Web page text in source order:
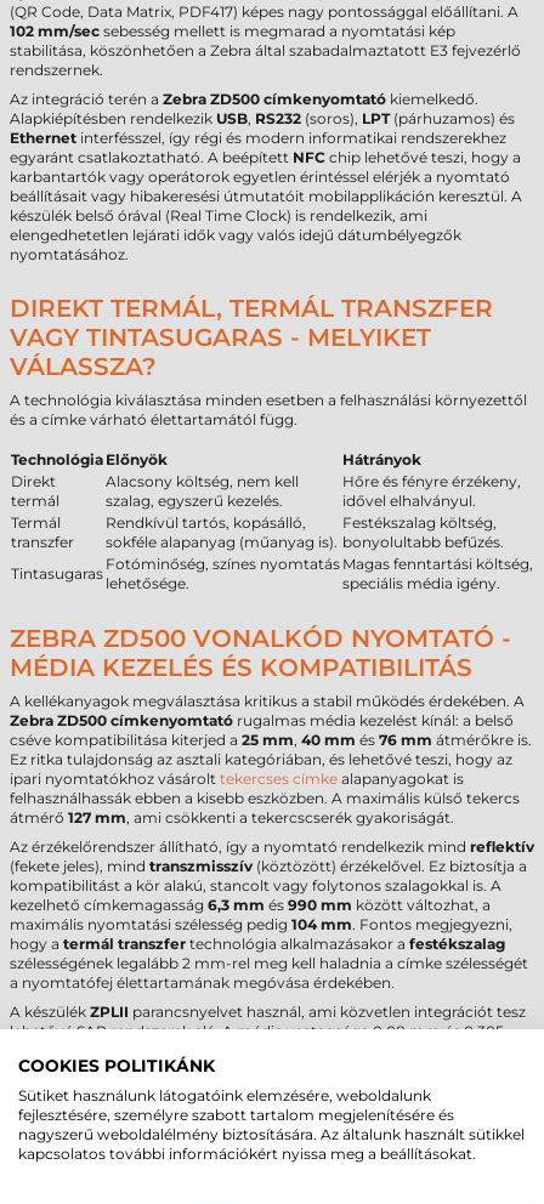
(QR Code, Data Matrix, PDF417) képes nagy pontossággal előállítani. A
102 mm/sec sebesség mellett is megmarad a nyomtatási kép
stabilitása, köszönhetően a Zebra által szabadalmaztatott E3 fejvezérlő
rendszernek.
Az integráció terén a Zebra ZD500 címkenyomtató kiemelkedő.
Alapkiépítésben rendelkezik USB, RS232 (soros), LPT(párhuzamos) és
Ethernet interfésszel, így régi és modern informatikai rendszerekhez
egyaránt csatlakoztatható. A beépített NFC chip lehetővé teszi, hogy a
karbantartók vagy operátorok egyetlen érintéssel elérjék a nyomtató
beállításait vagy hibakeresési útmutatóit mobilapplikáción keresztül. A
készülék belső órával (Real Time Clock) is rendelkezik, ami
elengedhetetlen lejárati idők vagy valós idejű dátumbélyegzők
nyomtatásához.
DIREKT TERMÁL, TERMÁL TRANSZFER
VAGY TINTASUGARAS - MELYIKET
VÁLASSZA?
A technológia kiválasztása minden esetben a felhasználási környezettől
és a címke várható élettartamától függ.
Technológia Előnyök
Hátrányok
Direkt
termál
Alacsony költség, nem kell
szalag, egyszerű kezelés.
Hőre és fényre érzékeny,
idővel elhalványul.
Termál
transzfer
Rendkívül tartós, kopásálló,
sokféle alapanyag (műanyag is).
Festékszalag költség,
bonyolultabb befűzés.
Tintasugaras
Fotóminőség, színes nyomtatás
lehetősége.
Magas fenntartási költség,
speciális média igény.
ZEBRA ZD500 VONALKÓD NYOMTATÓ -
MÉDIA KEZELÉS ÉS KOMPATIBILITÁS
A kellékanyagok megválasztása kritikus a stabil működés érdekében. A
Zebra ZD500 címkenyomtató rugalmas média kezelést kínál: a belső
cséve kompatibilitása kiterjed a 25 mm, 40 mm és 76 mm átmérőkre is.
Ez ritka tulajdonság az asztali kategóriában, és lehetővé teszi, hogy az
ipari nyomtatókhoz vásárolt tekercses címke alapanyagokat is
felhasználhassák ebben a kisebb eszközben. A maximális külső tekercs
átmérő 127 mm, ami csökkenti a tekercscserék gyakoriságát.
Az érzékelőrendszer állítható, így a nyomtató rendelkezik mind reflektív
(fekete jeles), mind transzmisszív (köztözött) érzékelővel. Ez biztosítja a
kompatibilitást a kör alakú, stancolt vagy folytonos szalagokkal is. A
kezelhető címkemagasság 6,3 mm és 990 mm között változhat, a
maximális nyomtatási szélesség pedig 104 mm. Fontos megjegyezni,
hogy a termál transzfer technológia alkalmazásakor a festékszalag
szélességének legalább 2 mm-rel meg kell haladnia a címke szélességét
a nyomtatófej élettartamának megóvása érdekében.
A készülék ZPLII parancsnyelvet használ, ami közvetlen integrációt tesz
lehetővé SAP rendszerek alá. A média vastagsága 0,08 mm és 0,305
függőcímkék vagy speciális textil szalagok nyomtatását is. A
nyomtatható média típusok közé tartozik a direkt termál papír, a
normál papír, a műanyag és a textil alapanyag is.
ZEBRA ZD500 CÍMKENYOMTATÓ -
COOKIES POLITIKÁNK
Sütiket használunk látogatóink elemzésére, weboldalunk
fejlesztésére, személyre szabott tartalom megjelenítésére és
nagyszerű weboldalélmény biztosítására. Az általunk használt sütikkel
kapcsolatos további információkért nyissa meg a beállításokat.